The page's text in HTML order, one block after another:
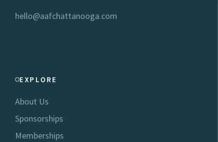
hello@aafchattanooga.com
EXPLORE
About Us
Sponsorships
Memberships